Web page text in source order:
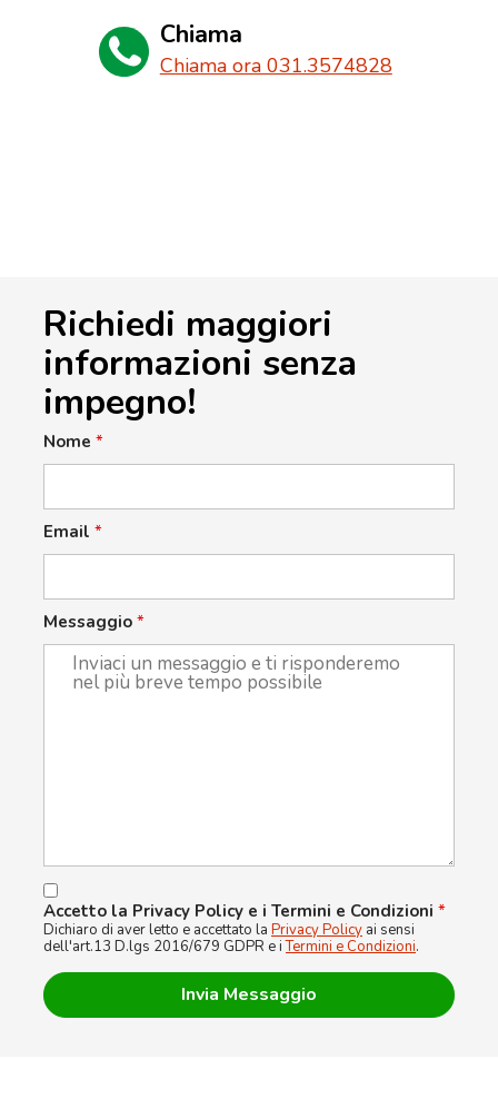
Chiama
Chiama ora 031.3574828
Richiedi maggiori
informazioni senza
impegno!
Nome *
Email *
Messaggio *
Accetto la Privacy Policy e i Termini e Condizioni *
Dichiaro di aver letto e accettato la Privacy Policy ai sensi
dell'art.13 D.lgs 2016/679 GDPR e iTermini e Condizioni.